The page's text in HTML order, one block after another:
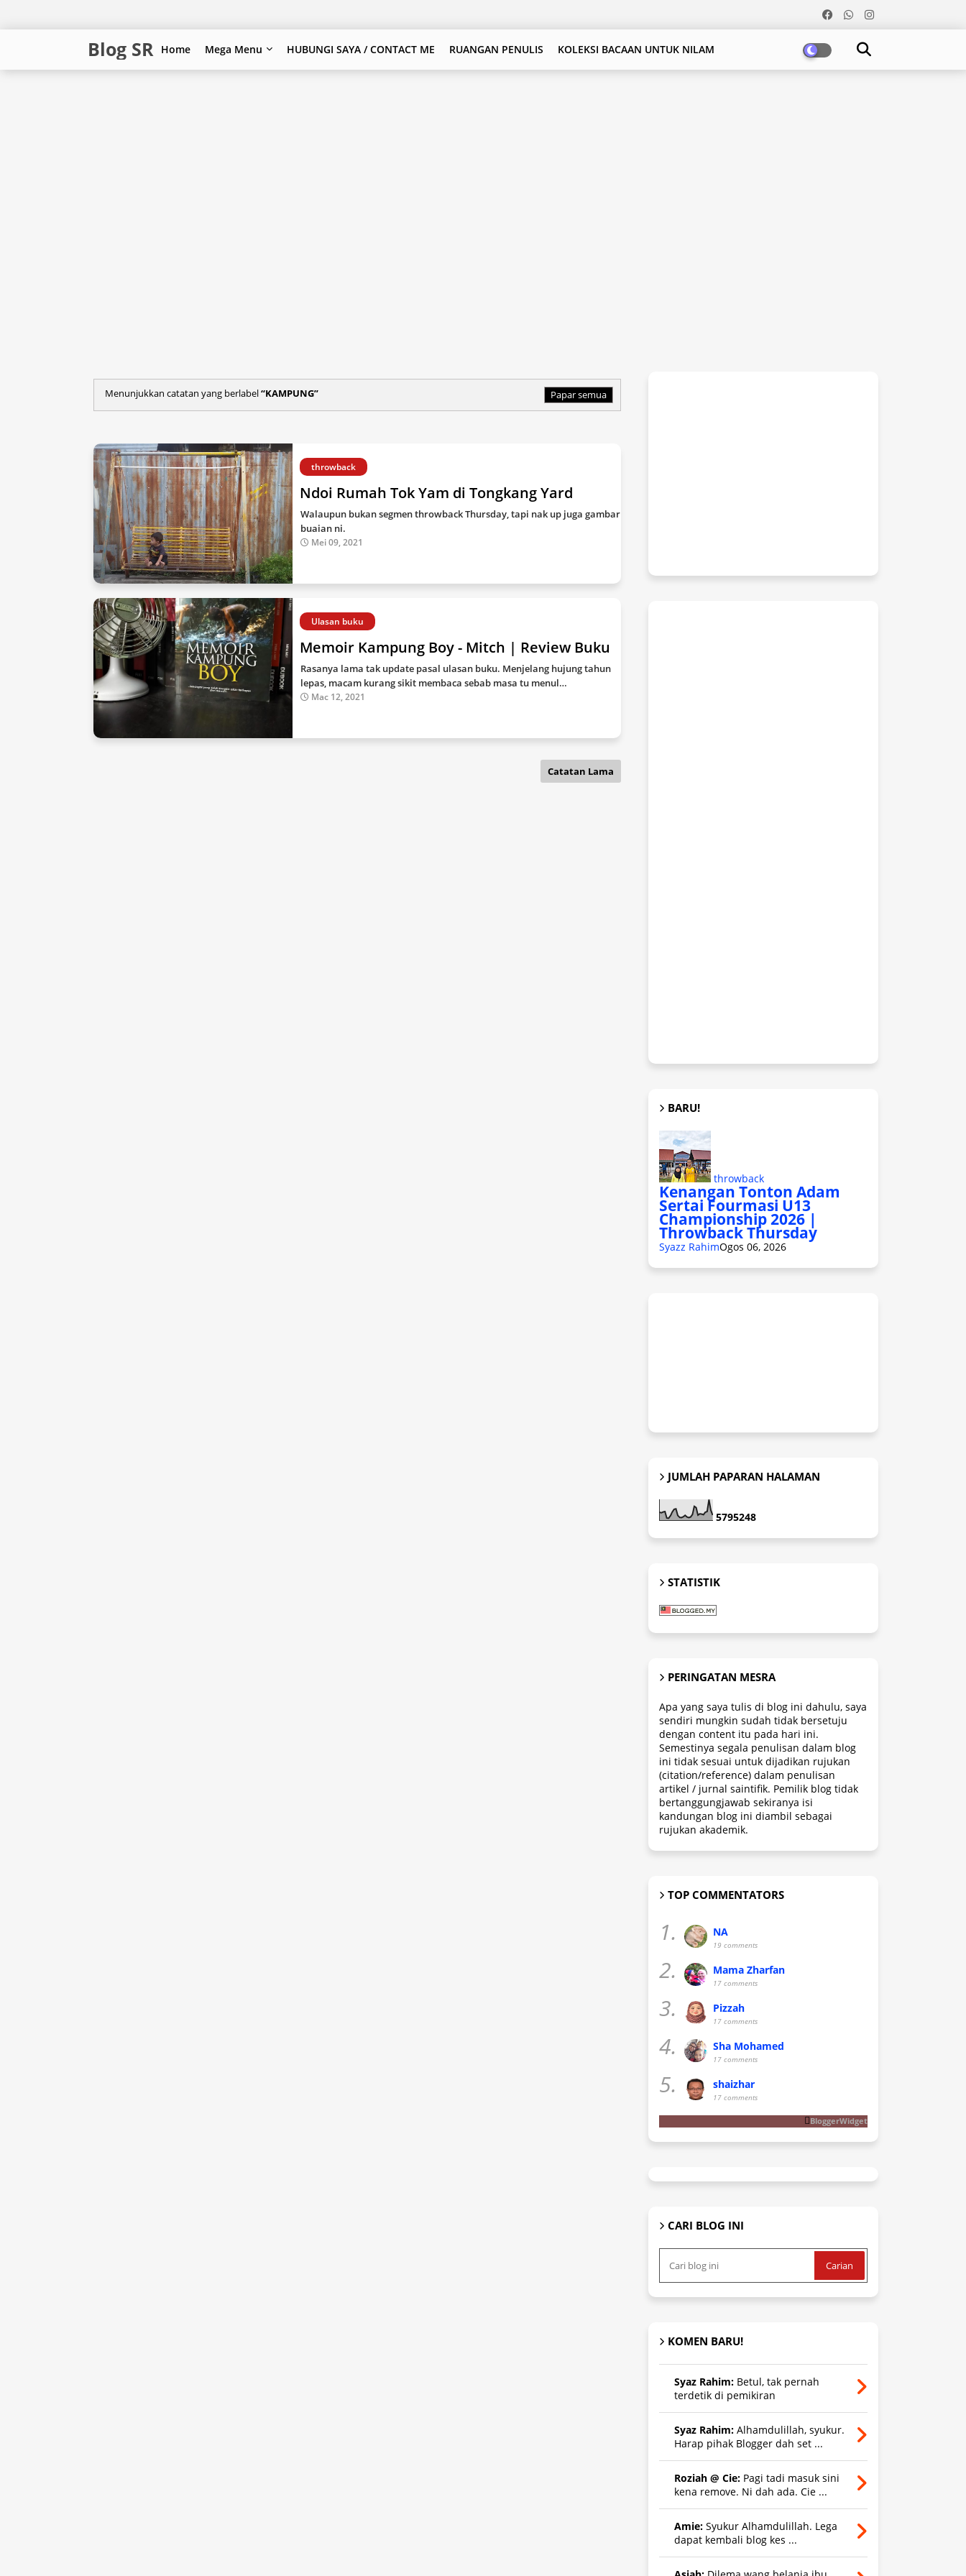
Blog SR Home Mega Menu HUBUNGI SAYA / CONTACT ME RUANGAN PENULIS KOLEKSI BACAAN UNTUK NILAM
Menunjukkan catatan yang berlabel KAMPUNG Papar semua
throwback
Ndoi Rumah Tok Yam di Tongkang Yard
Walaupun bukan segmen throwback Thursday, tapi nak up juga gambar
buaian ni.
Mei 09, 2021
Ulasan buku
Memoir Kampung Boy - Mitch | Review Buku
Rasanya lama tak update pasal ulasan buku. Menjelang hujung tahun
lepas, macam kurang sikit membaca sebab masa tu menul…
Mac 12, 2021
Catatan Lama
BARU!
throwback
Kenangan Tonton Adam
Sertai Fourmasi U13
Championship 2026 |
Throwback Thursday
Syazz RahimOgos 06, 2026
JUMLAH PAPARAN HALAMAN
5795248
STATISTIK
PERINGATAN MESRA
Apa yang saya tulis di blog ini dahulu, saya
sendiri mungkin sudah tidak bersetuju
dengan content itu pada hari ini.
Semestinya segala penulisan dalam blog
ini tidak sesuai untuk dijadikan rujukan
(citation/reference) dalam penulisan
artikel / jurnal saintifik. Pemilik blog tidak
bertanggungjawab sekiranya isi
kandungan blog ini diambil sebagai
rujukan akademik.
TOP COMMENTATORS
1. NA
19 comments
2. Mama Zharfan
17 comments
3. Pizzah
17 comments
4. Sha Mohamed
17 comments
5. shaizhar
17 comments
BloggerWidget
CARI BLOG INI
KOMEN BARU!
Syaz Rahim: Betul, tak pernah
terdetik di pemikiran
Syaz Rahim: Alhamdulillah, syukur.
Harap pihak Blogger dah set ...
Roziah @ Cie: Pagi tadi masuk sini
kena remove. Ni dah ada. Cie ...
Amie: Syukur Alhamdulillah. Lega
dapat kembali blog kes ...